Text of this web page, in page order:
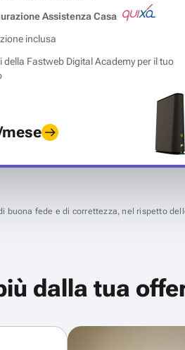
Assistenza Casa
inclusa
della Fastweb Digital Academy per il tuo
buona fede e di correttezza, nel rispetto
dalla tua